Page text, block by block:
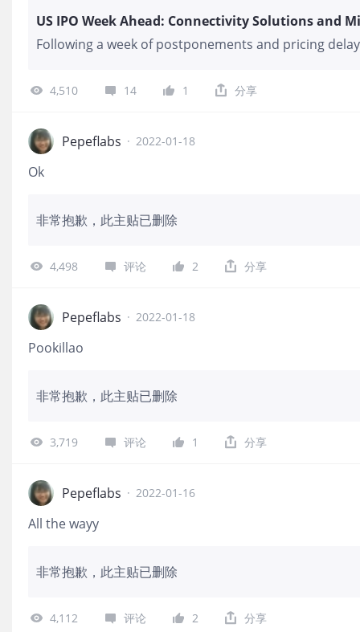
Following a week of postponements and pricing
4,510 14 1 分享
Pepeflabs · 2022-01-18
Ok
非常抱歉，此主贴已删除
4,498 评论 2 分享
Pepeflabs · 2022-01-18
Pookillao
非常抱歉，此主贴已删除
3,719 评论 1 分享
Pepeflabs · 2022-01-16
All the wayy
非常抱歉，此主贴已删除
4,112 评论 2 分享